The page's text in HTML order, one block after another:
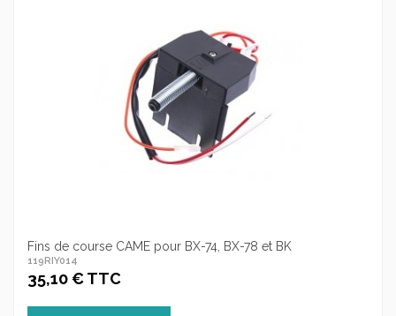
Fins de course CAME pour BX-74, BX-78 et BK
119RIY014
35,10 € TTC